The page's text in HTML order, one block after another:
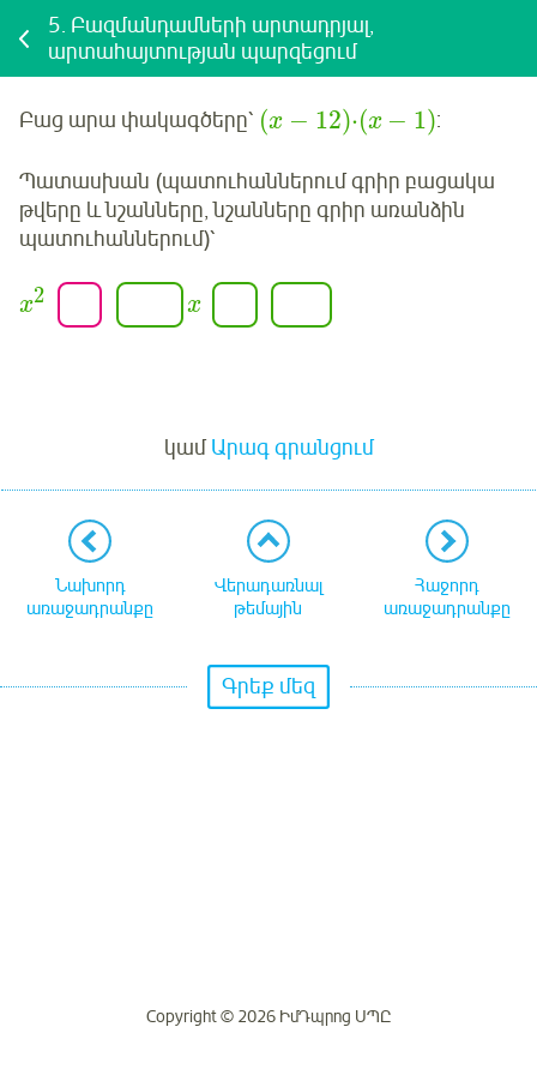
5. Բազմանդամների արտադրյալ,
արտահայտության պարզեցում
Բաց արա փակագծերը՝ (x − 12)⋅(x − 1):
Պատասխան (պատուհաններում գրիր բացակա
թվերը և նշանները, նշանները գրիր առանձին
պատուհաններում)՝
x2 x
կամԱրագ գրանցում
Նախորդ
առաջադրանքը
Վերադառնալ
թեմային
Հաջորդ
առաջադրանքը
Գրեք մեզ
Copyright © 2026 ԻմԴպրոց ՍՊԸ